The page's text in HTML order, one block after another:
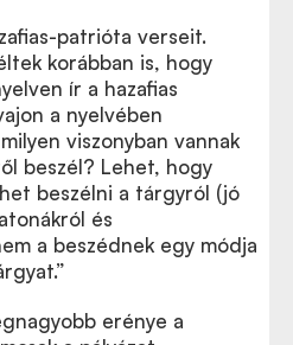
patrióta verseit.
korábban is, hogy
ír a hazafias
a nyelvében
viszonyban vannak
beszél? Lehet, hogy
beszélni a tárgyról (jó
és
a beszédnek egy módja
”
erénye a